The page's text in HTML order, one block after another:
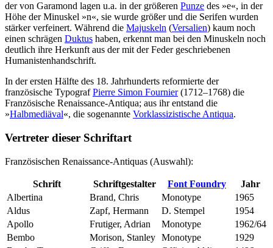
der von Garamond lagen u.a. in der größeren Punze des »e«, in der
Höhe der Minuskel »n«, sie wurde größer und die Serifen wurden
stärker verfeinert. Während die Majuskeln (Versalien) kaum noch
einen schrägen Duktus haben, erkennt man bei den Minuskeln noch
deutlich ihre Herkunft aus der mit der Feder geschriebenen
Humanistenhandschrift.
In der ersten Hälfte des 18. Jahrhunderts reformierte der
französische TypografPierre Simon Fournier(1712–1768) die
Französische Renaissance-Antiqua; aus ihr entstand die
»Halbmediäval«, die sogenannte Vorklassizistische Antiqua.
Vertreter dieser Schriftart
Französischen Renaissance-Antiquas (Auswahl):
Schrift Schriftgestalter Font Foundry
Jahr
Albertina
Brand, Chris Monotype
1965
Aldus
Zapf, Hermann D. Stempel
1954
Apollo
Frutiger, Adrian Monotype
1962/64
Bembo
Morison, Stanley Monotype
1929